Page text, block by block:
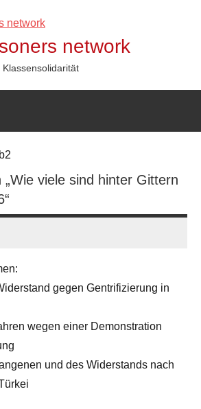
network
viele sind hinter Gittern
gegen Gentrifizierung in
wegen einer Demonstration
und des Widerstands nach